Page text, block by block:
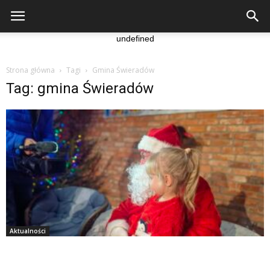
undefined
Strona główna Tagi Gmina Świeradów
Tag: gmina Świeradów
Aktualności